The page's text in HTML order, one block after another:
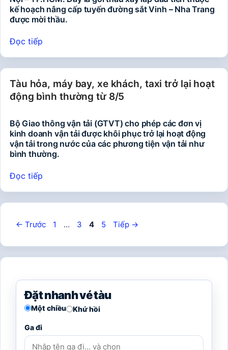
kế hoạch nâng cấp tuyến đường sắt Vinh – Nha Trang
được mời thầu.
Đọc tiếp
Tàu hỏa, máy bay, xe khách, taxi trở lại hoạt
động bình thường từ 8/5
Bộ Giao thông vận tải (GTVT) cho phép các đơn vị
kinh doanh vận tải được khôi phục trở lại hoạt động
vận tải trong nước của các phương tiện vận tải như
bình thường.
Đọc tiếp
← Trước Trang
1 … Trang
3 Trang
4 Trang
5 Tiếp →
Đặt nhanh vé tàu
Một chiều Khứ hồi
Ga đi